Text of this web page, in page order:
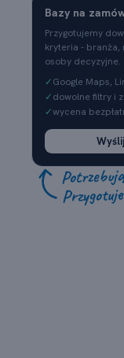
Bazy na
Przygotujemy
kryteria - branża,
osoby decyzyjne.
✓Google Maps,
✓dowolne filtry i
✓wycena